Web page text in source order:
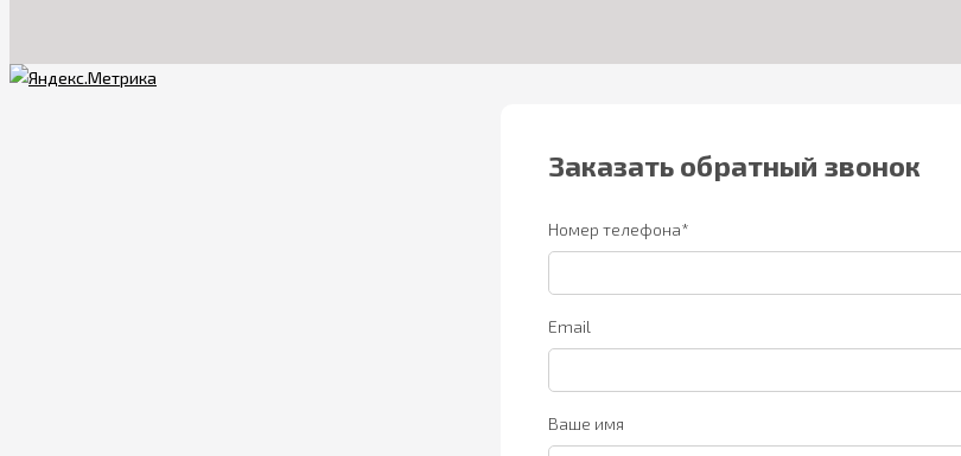
Заказать обратный звонок
Номер телефона*
Email
Ваше имя